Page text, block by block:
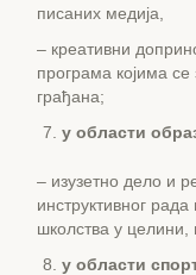
писаних медија,
– креативни
програма којима
грађана;
у области
– изузетно дело и
инструктивног рада
школства у
у области